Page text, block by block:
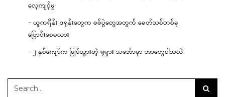
လေ့ကျင့်မှု
– ယူကရိန်း ဒရုန်းတွေက စစ်ပွဲတွေအတွက် ခေတ်သစ်တစ်ခု
ပြောင်းစေမလား
– ၂ နှစ်ကျော်က မြုပ်သွားတဲ့ ရုရှား သင်္ဘောမှာ ဘာတွေပါသလဲ